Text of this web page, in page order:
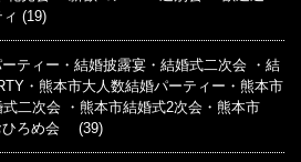
(19)
ティー・結婚披露宴・結婚式二次会 ・結
・熊本市大人数結婚パーティー・熊本市
二次会 ・熊本市結婚式2次会・熊本市
ひろめ会 (39)